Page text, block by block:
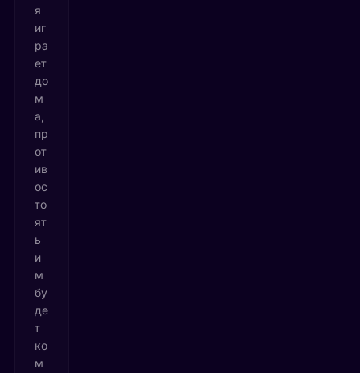
я
иг
ра
ет
до
м
а,
пр
от
ив
ос
то
ят
ь
и
м
бу
де
т
ко
м